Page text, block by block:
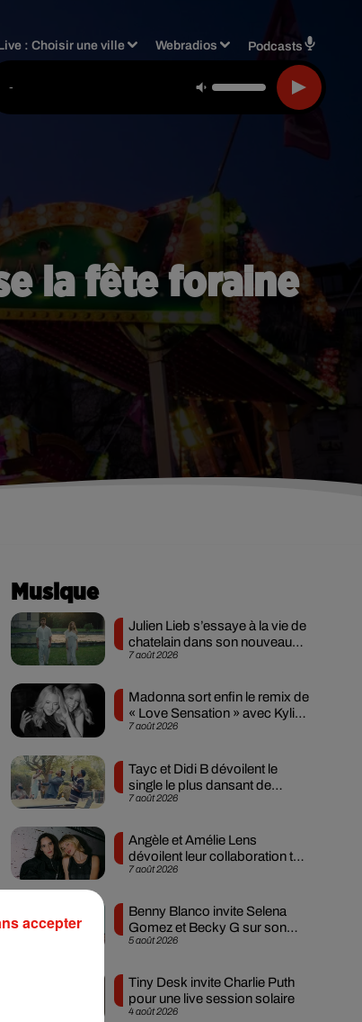
:Choisir une ville Webradios Podcasts
-
la fête foraine
Musique
7 août 2026
Julien Lieb s’essaye à la vie de
chatelain dans son nouveau
clip
7 août 2026
Madonna sort enfin le remix de
« Love Sensation » avec Kylie
Minogue
7 août 2026
Tayc et Didi B dévoilent le
single le plus dansant de
l’année
7 août 2026
Angèle et Amélie Lens
dévoilent leur collaboration tant
attendue
5 août 2026
Benny Blanco invite Selena
Gomez et Becky G sur son
nouveau single
4 août 2026
Tiny Desk invite Charlie Puth
pour une live session solaire
accepter